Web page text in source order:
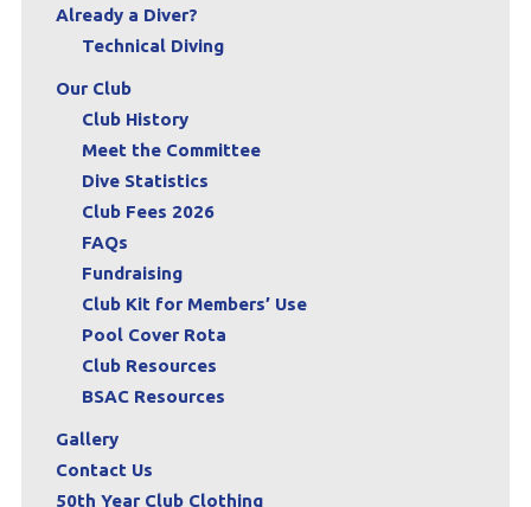
Already a Diver?
Technical Diving
Our Club
Club History
Meet the Committee
Dive Statistics
Club Fees 2026
FAQs
Fundraising
Club Kit for Members’ Use
Pool Cover Rota
Club Resources
BSAC Resources
Gallery
Contact Us
50th Year Club Clothing